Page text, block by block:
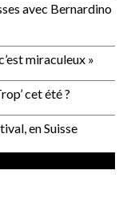
avec Bernardino
miraculeux »
cet été ?
en Suisse